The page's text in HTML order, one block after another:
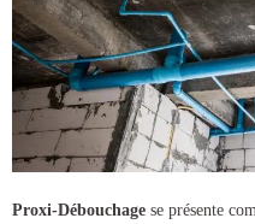
Proxi-Débouchage se présente